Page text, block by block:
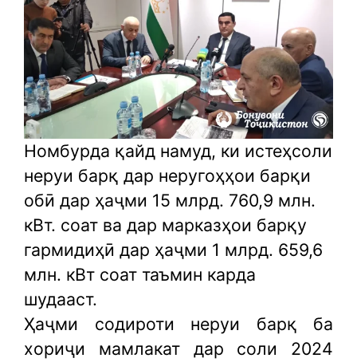
Номбурда қайд намуд, ки истеҳсоли
неруи барқ дар неругоҳҳои барқи
обӣ дар ҳаҷми 15 млрд. 760,9 млн.
кВт. соат ва дар марказҳои барқу
гармидиҳӣ дар ҳаҷми 1 млрд. 659,6
млн. кВт соат таъмин карда
шудааст.
Ҳаҷми содироти неруи барқ ба
хориҷи мамлакат дар соли 2024